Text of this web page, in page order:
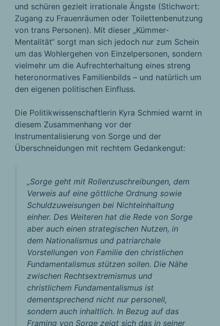
und schüren gezielt irrationale Ängste (Stichwort:
Zugang zu Frauenräumen oder Toilettenbenutzung
von trans Personen). Mit dieser „Kümmer-
Mentalität“ sorgt man sich jedoch nur zum Schein
um das Wohlergehen von Einzelpersonen, sondern
vielmehr um die Aufrechterhaltung eines streng
heteronormatives Familienbilds – und natürlich um
den eigenen politischen Einfluss.
Die Politikwissenschaftlerin Kyra Schmied warnt in
diesem Zusammenhang vor der
Instrumentalisierung von Sorge und der
Überschneidungen mit rechtem Gedankengut:
„Sorge geht mit Rollenzuschreibungen, dem
Verweis auf eine göttliche Ordnung sowie
Schuldzuweisungen bei Nichteinhaltung
einher. Des Weiteren hat die Rede von Sorge
aber auch einen strategischen Nutzen, in
dem Nationalismus und patriarchale
Vorstellungen von Familie den christlichen
Fundamentalismus stützen sollen. Die Nähe
zwischen Rechtsextremismus und
christlichem Fundamentalismus ist
dementsprechend nicht nur personell,
sondern auch inhaltlich. In Bezug auf das
Framing von Sorge zeigt sich das in seiner